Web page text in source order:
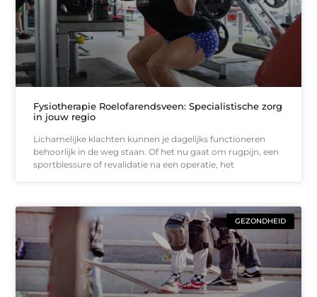
Fysiotherapie Roelofarendsveen: Specialistische zorg
in jouw regio
Lichamelijke klachten kunnen je dagelijks functioneren
behoorlijk in de weg staan. Of het nu gaat om rugpijn, een
sportblessure of revalidatie na een operatie, het
GEZONDHEID